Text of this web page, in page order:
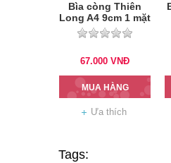
Bìa còng Thiên
Long A4 9cm 1 mặt
si
67.000 VNĐ
MUA HÀNG
Ưa thích
Tags: